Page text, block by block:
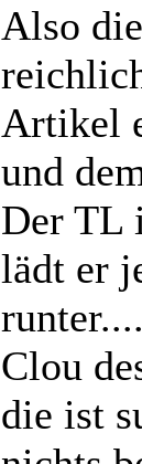
Also
Artikel
und
Der TL
lädt er
runter....
Clou
die ist